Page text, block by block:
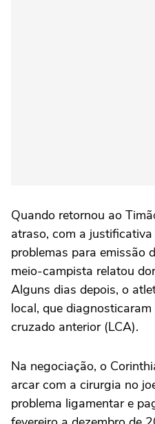
Quando retornou ao
atraso, com a
problemas para emissão
meio-campista relatou
Alguns dias depois, o
local, que
cruzado anterior (LCA).
Na negociação, o
arcar com a cirurgia no
problema ligamentar e